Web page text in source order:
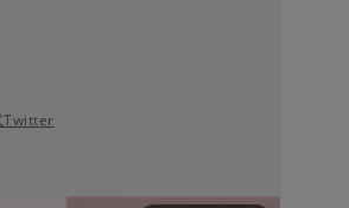
Twitter